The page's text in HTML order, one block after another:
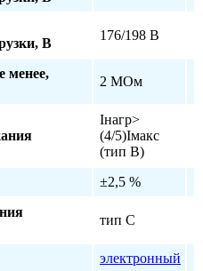
В
176/198 В
менее,
2 МОм
Iнагр>
(4/5)Iмакс
(тип В)
±2,5 %
тип С
электронный